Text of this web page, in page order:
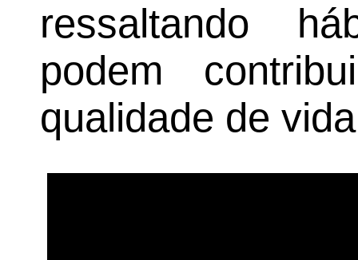
ressaltando
podem
qualidade de